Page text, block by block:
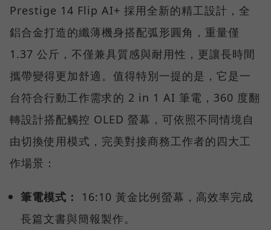
Prestige 14 Flip AI+ 採用全新的精工設計，全
鋁合金打造的纖薄機身搭配弧形圓角，重量僅
1.37 公斤，不僅兼具質感與耐用性，更讓長時間
攜帶變得更加舒適。值得特別一提的是，它是一
台符合行動工作需求的 2 in 1 AI 筆電，360 度翻
轉設計搭配觸控 OLED 螢幕，可依照不同情境自
由切換使用模式，完美對接商務工作者的四大工
作場景：
筆電模式：
16:10 黃金比例螢幕，高效率完成
長篇文書與簡報製作。